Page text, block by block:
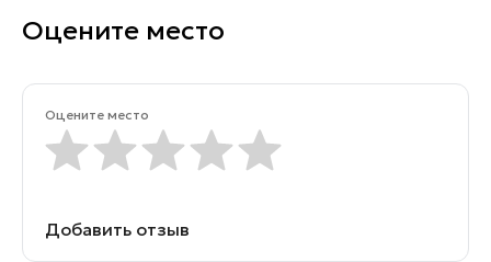
Оцените место
Оцените место
Добавить отзыв